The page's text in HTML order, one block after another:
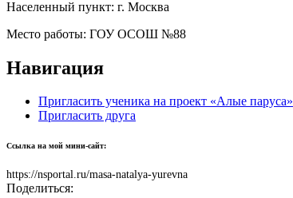
Населенный пункт: г. Москва
Место работы: ГОУ ОСОШ №88
Навигация
Пригласить ученика на проект «Алые паруса»
Пригласить друга
Ссылка на мой мини-сайт:
https://nsportal.ru/masa-natalya-yurevna
Поделиться: